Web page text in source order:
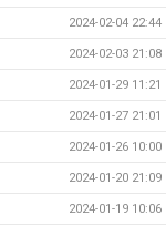
2024-02-04 22:44
2024-02-03 21:08
2024-01-29 11:21
2024-01-27 21:01
2024-01-26 10:00
2024-01-20 21:09
2024-01-19 10:06